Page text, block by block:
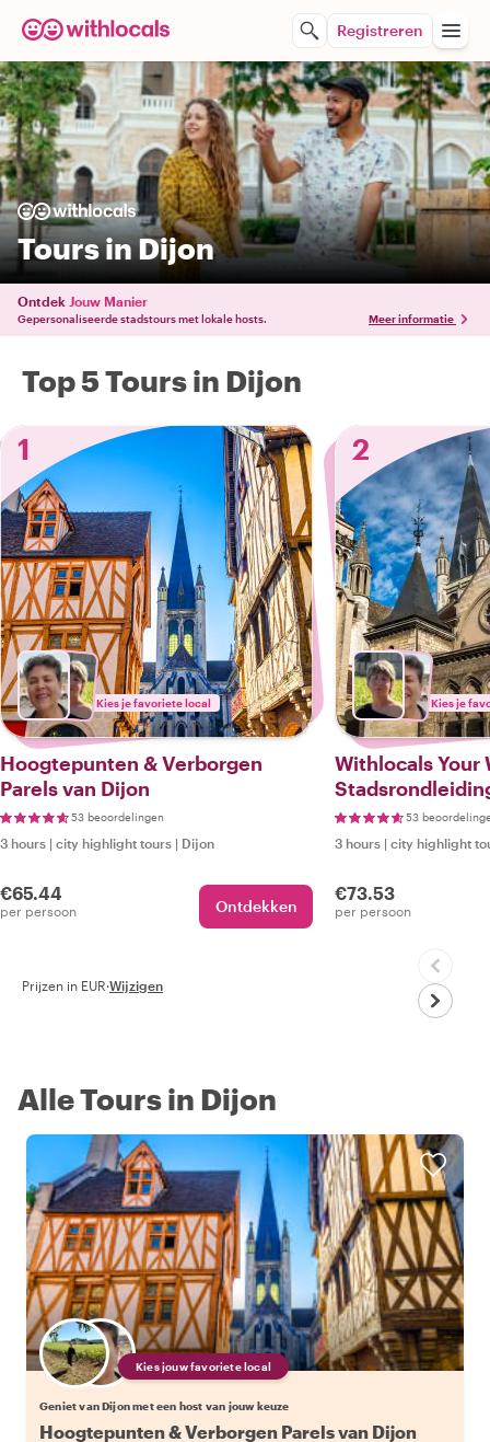
Registreren
Tours in Dijon
Ontdek Jouw Manier
Gepersonaliseerde stadstours met lokale hosts. Meer informatie
Top 5 Tours in Dijon
1
Kies je favoriete local
Hoogtepunten & Verborgen
Parels van Dijon
53 beoordelingen
3 hours | city highlight tours | Dijon
€65.44
per persoon Ontdekken
2
Kies je
Withlocals Your
53
3 hours | city highlight
€73.53
per persoon
Prijzen in EUR·Wijzigen
Alle Tours in Dijon
Kies jouw favoriete local
Geniet van Dijon met een host van jouw keuze
Hoogtepunten & Verborgen Parels van Dijon